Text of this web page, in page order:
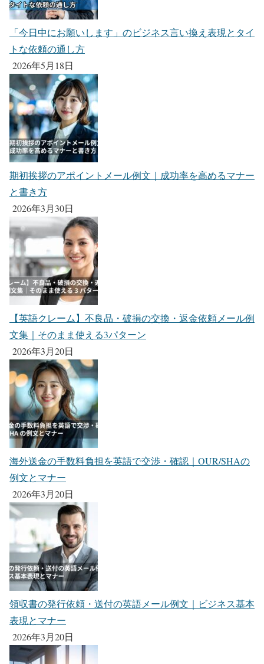
「今日中にお願いします」のビジネス言い換え表現とタイ
トな依頼の通し方
2026年5月18日
期初挨拶のアポイントメール例文｜成功率を高めるマナー
と書き方
2026年3月30日
【英語クレーム】不良品・破損の交換・返金依頼メール例
文集｜そのまま使える3パターン
2026年3月20日
海外送金の手数料負担を英語で交渉・確認｜OUR/SHAの
例文とマナー
2026年3月20日
領収書の発行依頼・送付の英語メール例文｜ビジネス基本
表現とマナー
2026年3月20日